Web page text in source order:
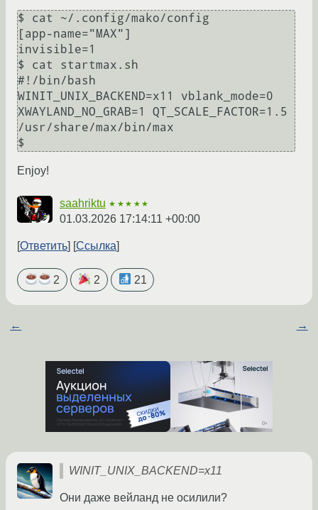
$ cat ~/.config/mako/config
[app-name="MAX"]
invisible=1
$ cat startmax.sh
#!/bin/bash
WINIT_UNIX_BACKEND=x11 vblank_mode=0
XWAYLAND_NO_GRAB=1 QT_SCALE_FACTOR=1.5
/usr/share/max/bin/max
Enjoy!
saahriktu ★★★★★
01.03.2026 17:14:11 +00:00
Ответить Ссылка
2 2 21
← →
WINIT_UNIX_BACKEND=x11
Они даже вейланд не осилили?